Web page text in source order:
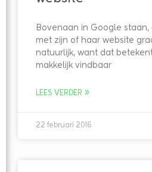
Bovenaan in Google
met zijn of haar website
natuurlijk, want dat
makkelijk vindbaar
LEES VERDER »
22 februari 2016